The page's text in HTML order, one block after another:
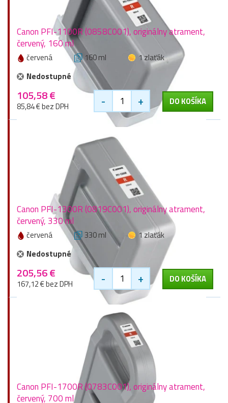
Canon PFI-1100R (0858C001), originálny atrament,
červený, 160 ml
červená 160 ml
1 zlaťák
Nedostupné
105,58 €
85,84 € bez DPH - + DO KOŠÍKA
Canon PFI-1300R (0819C001), originálny atrament,
červený, 330 ml
červená 330 ml
1 zlaťák
Nedostupné
205,56 €
167,12 € bez DPH - + DO KOŠÍKA
Canon PFI-1700R (0783C001), originálny atrament,
červený, 700 ml